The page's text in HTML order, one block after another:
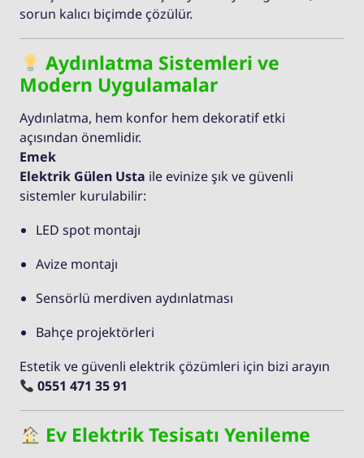
sorun kalıcı biçimde çözülür.
Aydınlatma Sistemleri ve
Modern Uygulamalar
Aydınlatma, hem konfor hem dekoratif etki
açısından önemlidir.
Emek
Elektrik Gülen Usta ile evinize şık ve güvenli
sistemler kurulabilir:
LED spot montajı
Avize montajı
Sensörlü merdiven aydınlatması
Bahçe projektörleri
Estetik ve güvenli elektrik çözümleri için bizi arayın
0551 471 35 91
Ev Elektrik Tesisatı Yenileme